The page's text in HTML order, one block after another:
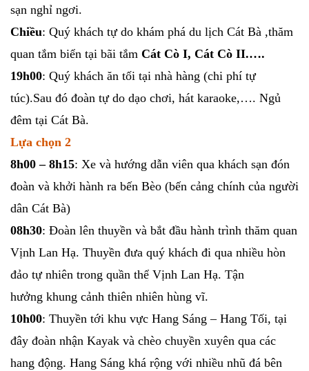
sạn nghỉ ngơi.
Chiều: Quý khách tự do khám phá du lịch Cát Bà ,thăm
quan tắm biển tại bãi tắm Cát Cò I, Cát Cò II.….
19h00: Quý khách ăn tối tại nhà hàng (chi phí tự
túc).Sau đó đoàn tự do dạo chơi, hát karaoke,…. Ngủ
đêm tại Cát Bà.
Lựa chọn 2
8h00 – 8h15: Xe và hướng dẫn viên qua khách sạn đón
đoàn và khởi hành ra bến Bèo (bến cảng chính của người
dân Cát Bà)
08h30: Đoàn lên thuyền và bắt đầu hành trình thăm quan
Vịnh Lan Hạ. Thuyền đưa quý khách đi qua nhiều hòn
đảo tự nhiên trong quần thể Vịnh Lan Hạ. Tận
hưởng khung cảnh thiên nhiên hùng vĩ.
10h00: Thuyền tới khu vực Hang Sáng – Hang Tối, tại
đây đoàn nhận Kayak và chèo chuyền xuyên qua các
hang động. Hang Sáng khá rộng với nhiều nhũ đá bên